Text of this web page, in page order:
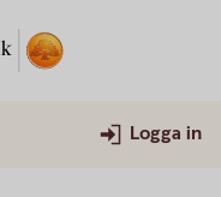
Logga in